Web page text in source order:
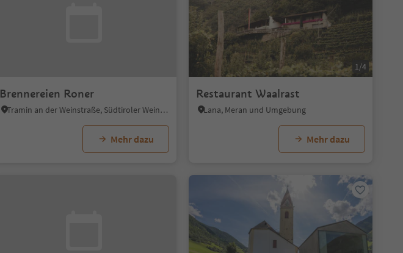
Brennereien Roner
Tramin an der Weinstraße, Südtiroler Weinstraße
Mehr dazu
1/4
Restaurant Waalrast
Lana, Meran und Umgebung
Mehr dazu